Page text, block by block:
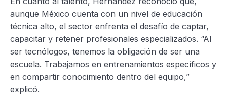
aunque México cuenta con un nivel de educación
técnica alto, el sector enfrenta el desafío de captar,
capacitar y retener profesionales especializados. “Al
ser tecnólogos, tenemos la obligación de ser una
escuela. Trabajamos en entrenamientos específicos y
en compartir conocimiento dentro del equipo,”
explicó.